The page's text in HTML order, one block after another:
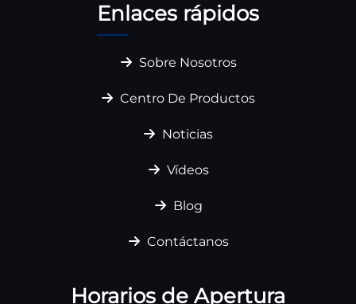
Enlaces rápidos
Sobre Nosotros
Centro De Productos
Noticias
Vídeos
Blog
Contáctanos
Horarios de Apertura